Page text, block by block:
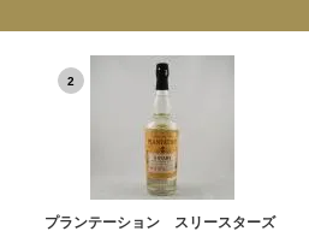
2
プランテーション スリースターズ